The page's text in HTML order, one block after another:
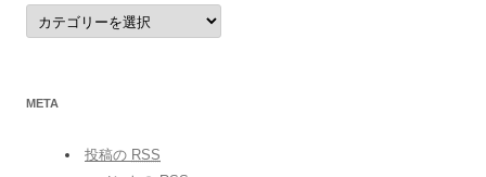
category
META
投稿の RSS